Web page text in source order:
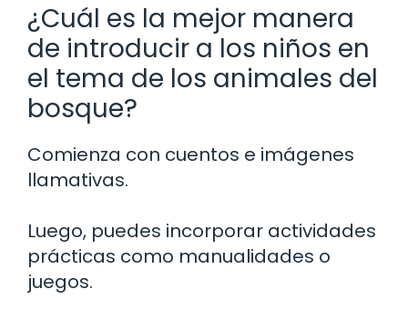
¿Cuál es la mejor manera
de introducir a los niños en
el tema de los animales del
bosque?
Comienza con cuentos e imágenes
llamativas.
Luego, puedes incorporar actividades
prácticas como manualidades o
juegos.